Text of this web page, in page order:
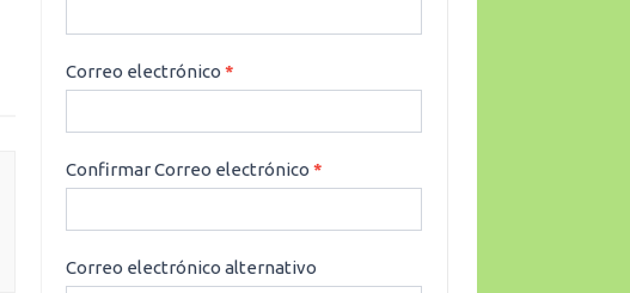
Correo electrónico*
Confirmar Correo electrónico*
Correo electrónico alternativo